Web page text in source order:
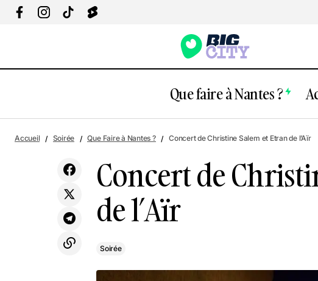
Que faire à Nantes ?
Zamdane en concert à La Carrière Soirée
Accueil Soirée Que Faire à Nantes ? Concert de Christine Salem et Etran de l’Aïr
Concert de
de l’Aïr
Soirée